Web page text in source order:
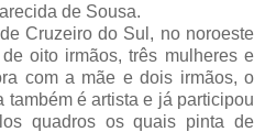
de Sousa.
Cruzeiro do Sul, no noroeste
oito irmãos, três mulheres e
com a mãe e dois irmãos, o
é artista e já participou
quadros os quais pinta de